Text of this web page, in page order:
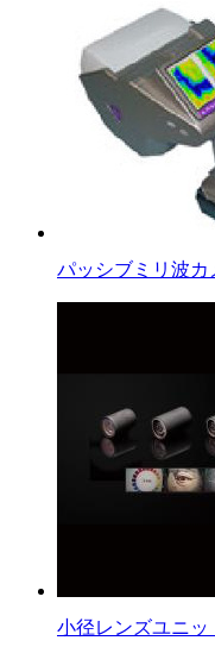
パッシブミリ波カ
小径レンズユニッ